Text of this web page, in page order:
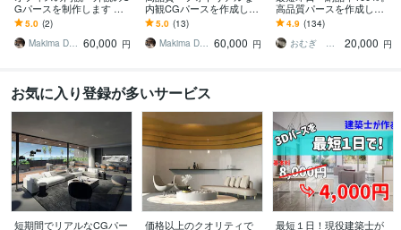
Gパースを制作します 高
品質なCGパースで、オフ
ィスの完成イメージを可
視化
5.0 (2)
Makima Design 60,000 円
内観CGパースを作成しま
す プレゼンや広告に最
適！ビジネスシーンで輝
く高品質パース
5.0 (13)
Makima Design 60,000 円
高品質パースを作成しま
す パースコンペ日本一の
受賞歴あり。質とスピー
ドはお任せ下さい。
4.9 (134)
おむぎ パースコンテスト１位
20,000 円
お気に入り登録が多いサービス
短期間でリアルなCGパー
価格以上のクオリティで
最短１日！現役建築士が